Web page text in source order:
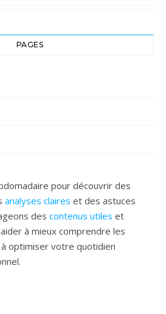
PAGES
pour découvrir des
analyses claires et des astuces
des contenus utiles et
à mieux comprendre les
optimiser votre quotidien